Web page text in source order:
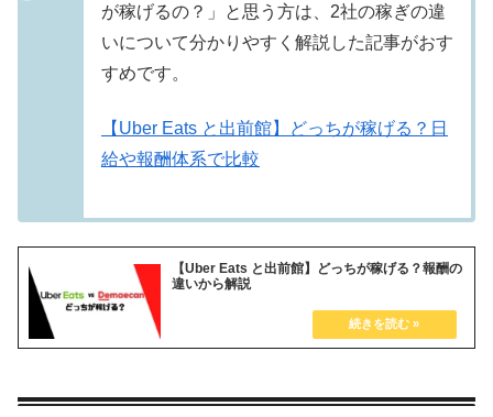
が稼げるの？」と思う方は、2社の稼ぎの違
いについて分かりやすく解説した記事がおす
すめです。
【Uber Eats と出前館】どっちが稼げる？日
給や報酬体系で比較
【Uber Eats と出前館】どっちが稼げる？報酬の
違いから解説